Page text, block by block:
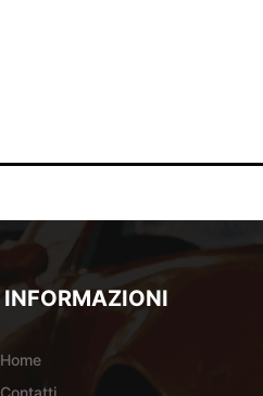
INFORMAZIONI
Home